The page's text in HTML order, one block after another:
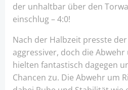
der unhaltbar über den
einschlug – 4:0!
Nach der Halbzeit presste
aggressiver, doch die
hielten fantastisch dagegen
Chancen zu. Die Abwehr um